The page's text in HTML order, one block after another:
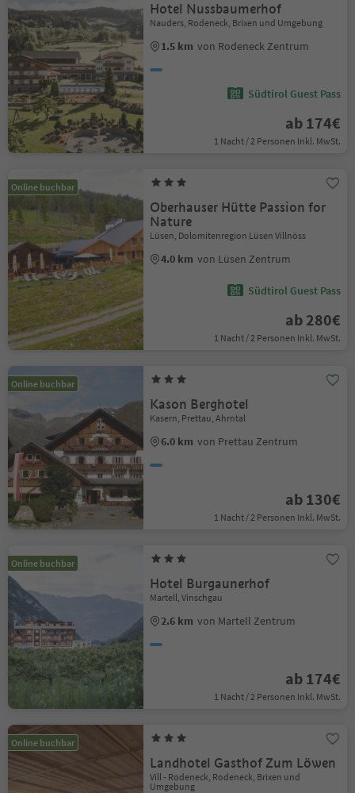
Hotel Nussbaumerhof
Nauders, Rodeneck, Brixen und Umgebung
1.5 km von Rodeneck Zentrum
Südtirol Guest Pass
ab 174€
1 Nacht / 2 Personen Inkl. MwSt.
Online buchbar
Oberhauser Hütte Passion for
Nature
Lüsen, Dolomitenregion Lüsen Villnöss
4.0 km von Lüsen Zentrum
Südtirol Guest Pass
ab 280€
1 Nacht / 2 Personen Inkl. MwSt.
Online buchbar
Kason Berghotel
Kasern, Prettau, Ahrntal
6.0 km von Prettau Zentrum
ab 130€
1 Nacht / 2 Personen Inkl. MwSt.
Online buchbar
Hotel Burgaunerhof
Martell, Vinschgau
2.6 km von Martell Zentrum
ab 174€
1 Nacht / 2 Personen Inkl. MwSt.
Online buchbar
Landhotel Gasthof Zum Löwen
Vill - Rodeneck, Rodeneck, Brixen und
Umgebung